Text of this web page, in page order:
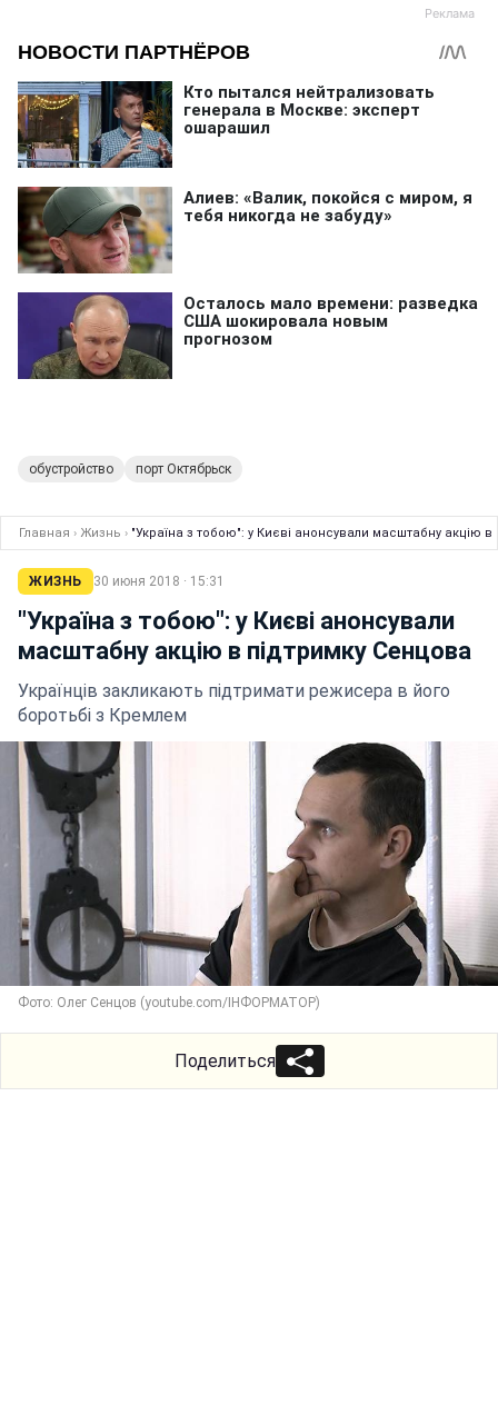
обустройство порт Октябрьск
Главная › Жизнь › "Україна з тобою": у Києві анонсували масштабну акцію в
ЖИЗНЬ 30 июня 2018 · 15:31
"Україна з тобою": у Києві анонсували
масштабну акцію в підтримку Сенцова
Українців закликають підтримати режисера в його
боротьбі з Кремлем
Фото: Олег Сенцов (youtube.com/ІНФОРМАТОР)
Поделиться